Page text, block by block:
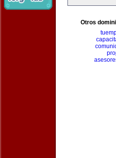
Otros